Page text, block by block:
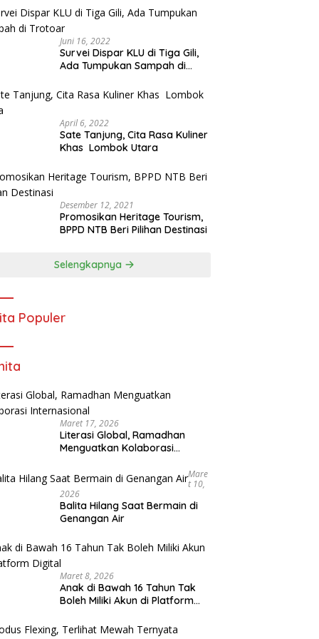
Juni 16, 2022
Survei Dispar KLU di Tiga Gili,
Ada Tumpukan Sampah di
April 6, 2022
Sate Tanjung, Cita Rasa Kuliner
Khas Lombok Utara
Desember 12, 2021
Promosikan Heritage Tourism,
BPPD NTB Beri Pilihan Destinasi
Selengkapnya
Populer
Maret 17, 2026
Literasi Global, Ramadhan
Menguatkan Kolaborasi
Mare
T 10,
2026
Balita Hilang Saat Bermain di
Genangan Air
Maret 8, 2026
Anak di Bawah 16 Tahun Tak
Boleh Miliki Akun di Platform